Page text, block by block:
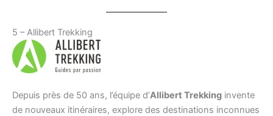
5 – Allibert Trekking
Depuis près de 50 ans, l’équipe d’Allibert Trekking invente
de nouveaux itinéraires, explore des destinations inconnues